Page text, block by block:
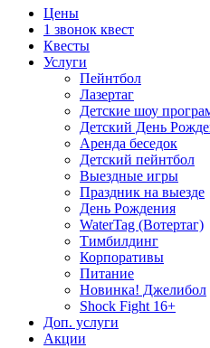
Цены
1 звонок квест
Квесты
Услуги
Пейнтбол
Лазертаг
Детские шоу
Детский День
Аренда беседок
Детский пейнтбол
Выездные игры
Праздник на выезде
День Рождения
WaterTag (Вотертаг)
Тимбилдинг
Корпоративы
Питание
Новинка! Джелибол
Shock Fight 16+
Доп. услуги
Акции